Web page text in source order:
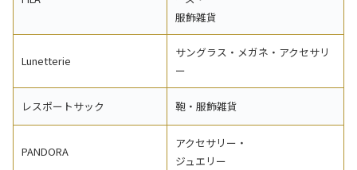
服飾雑貨
Lunetterie
サングラス・メガネ・アクセサリ
ー
レスポートサック 鞄・服飾雑貨
PANDORA
アクセサリー・
ジュエリー